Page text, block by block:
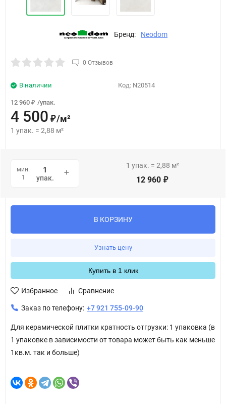
Бренд: Neodom
0 Отзывов
Код: N20514
В наличии
12 960 ₽ /упак.
4 500 ₽/м²
1 упак. = 2,88 м²
мин.
1
упак.
1 упак. = 2,88 м²
12 960 ₽
В КОРЗИНУ
Узнать цену
Купить в 1 клик
Избранное Сравнение
Заказ по телефону: +7 921 755-09-90
Для керамической плитки кратность отгрузки: 1 упаковка (в
1 упаковке в зависимости от товара может быть как меньше
1кв.м. так и больше)